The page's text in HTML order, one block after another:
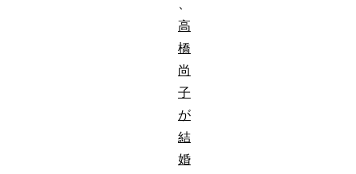
高
橋
尚
子
が
結
婚